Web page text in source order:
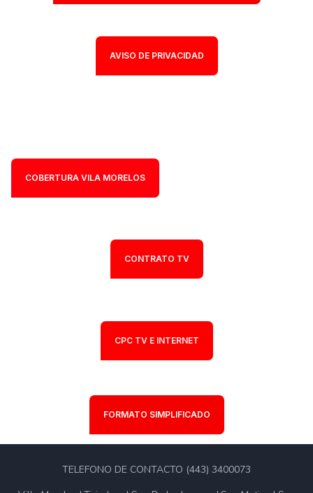
AVISO DE PRIVACIDAD
COBERTURA VILA MORELOS
CONTRATO TV
CPC TV E INTERNET
FORMATO SIMPLIFICADO
TELEFONO DE CONTACTO (443) 3400073